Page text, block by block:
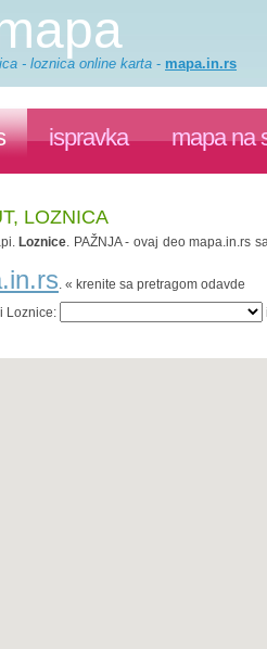
- loznica online karta - mapa.in.rs
ispravka mapa na
LOZNICA
Loznice. PAŽNJA - ovaj deo mapa.in.rs
. « krenite sa pretragom odavde
Loznice: